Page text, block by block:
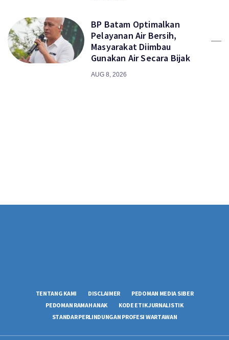
BP Batam Optimalkan
Pelayanan Air Bersih,
Masyarakat Diimbau
Gunakan Air Secara Bijak
AUG 8, 2026
TENTANG KAMI DISCLAIMER
PEDOMAN MEDIA SIBER
PEDOMAN RAMAH ANAK
KODE ETIK JURNALISTIK
STANDAR PERLINDUNGAN PROFESI WARTAWAN